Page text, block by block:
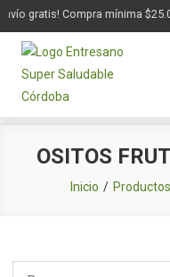
gratis! Compra mínima
OSITOS
Inicio Productos